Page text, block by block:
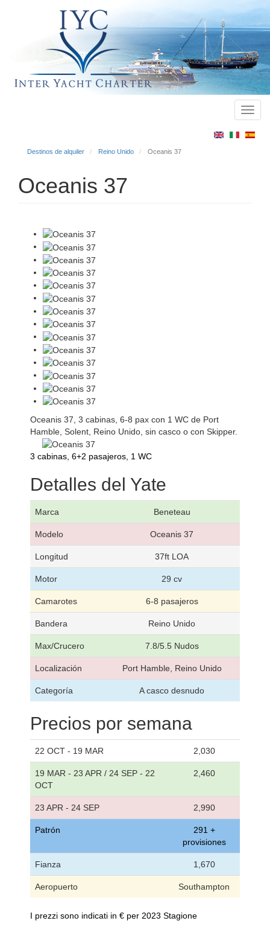
Destinos de alquiler Reino Unido Oceanis 37
Oceanis 37
Oceanis 37, 3 cabinas, 6-8 pax con 1 WC de Port
Hamble, Solent, Reino Unido, sin casco o con Skipper.
3 cabinas, 6+2 pasajeros, 1 WC
Detalles del Yate
Marca Beneteau
Modelo Oceanis 37
Longitud 37ft LOA
Motor 29 cv
Camarotes 6-8 pasajeros
Bandera Reino Unido
Max/Crucero 7.8/5.5 Nudos
Localización Port Hamble, Reino Unido
Categoría A casco desnudo
Precios por semana
22 OCT - 19 MAR 2,030
19 MAR - 23 APR / 24 SEP - 22
OCT
2,460
23 APR - 24 SEP 2,990
Patrón
291 +
provisiones
Fianza 1,670
Aeropuerto Southampton
I prezzi sono indicati in € per 2023 Stagione